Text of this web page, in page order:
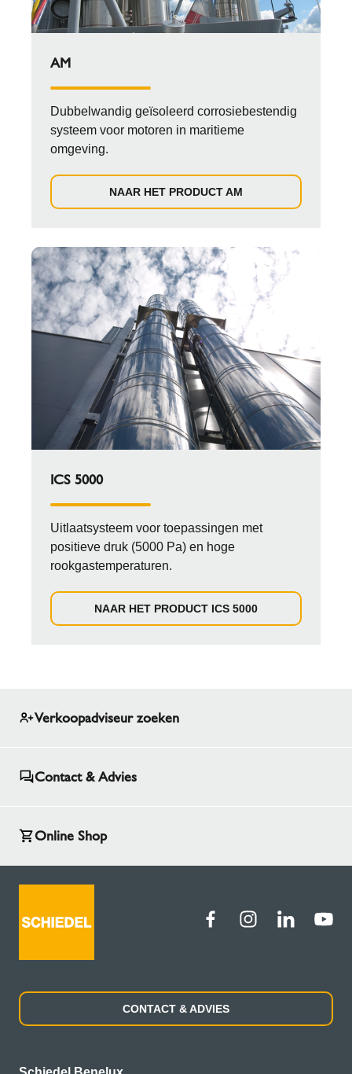
AM
Dubbelwandig geïsoleerd corrosiebestendig
systeem voor motoren in maritieme
omgeving.
NAAR HET PRODUCT AM
ICS 5000
Uitlaatsysteem voor toepassingen met
positieve druk (5000 Pa) en hoge
rookgastemperaturen.
NAAR HET PRODUCT ICS 5000
Verkoopadviseur zoeken
Contact & Advies
Online Shop
CONTACT & ADVIES